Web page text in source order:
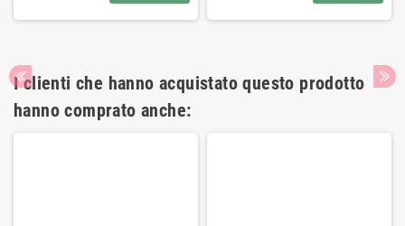
I clienti che hanno acquistato questo prodotto
hanno comprato anche: